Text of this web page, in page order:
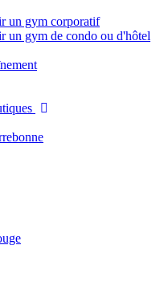
un gym corporatif
un gym de condo ou d'hôtel